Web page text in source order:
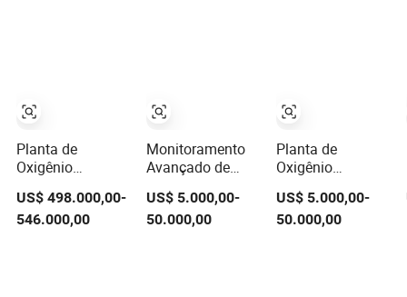
Planta de
Oxigênio
Criogênico
Montada em Skid
de Alta
US$ 498.000,00-
546.000,00
Monitoramento
Avançado de
Aplicativos da
Planta de
Oxigênio para
US$ 5.000,00-
50.000,00
Planta de
Oxigênio
Criogênico
Médico com
Sistema de
US$ 5.000,00-
50.000,00